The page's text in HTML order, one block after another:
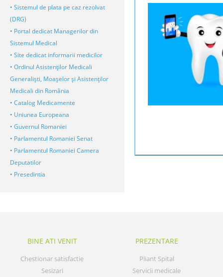
• Sistemul de plata pe caz rezolvat
(DRG)
• Portal dedicat Managerilor din
Sistemul Medical
• Site dedicat informarii medicilor
• Ordinul Asistenţilor Medicali
Generalişti, Moaşelor şi Asistenţilor
Medicali din România
• Catalog Medicamente
• Uniunea Europeana
• Guvernul Romaniei
• Parlamentul Romaniei Senat
• Parlamentul Romaniei Camera
Deputatilor
• Presedintia
BINE ATI VENIT
Chestionar satisfactie
Sesizari
PREZENTARE
Pliant Spital
Servicii medicale